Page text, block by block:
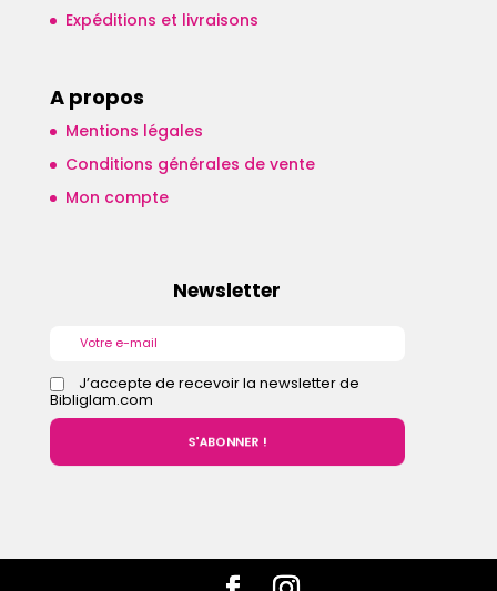
Expéditions et livraisons
A propos
Mentions légales
Conditions générales de vente
Mon compte
Newsletter
J’accepte de recevoir la newsletter de
Bibliglam.com